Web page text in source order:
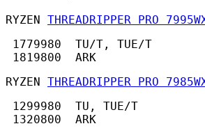
RYZEN THREADRIPPER PRO
1779980  TU/T, TUE/T
1819800  ARK
RYZEN THREADRIPPER PRO
1299980  TU, TUE/T
1320800  ARK